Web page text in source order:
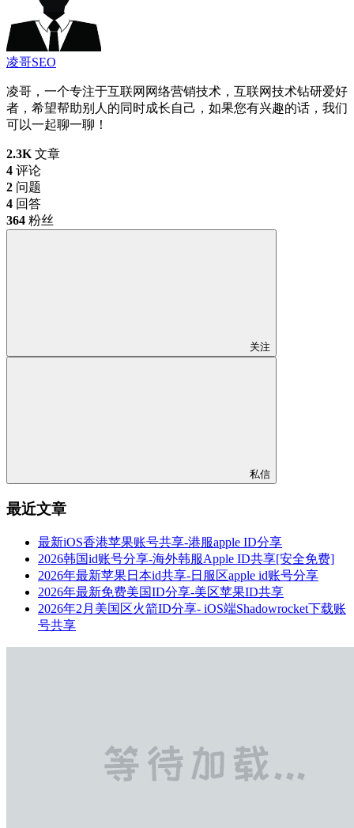
凌哥SEO
凌哥，一个专注于互联网网络营销技术，互联网技术钻研爱好
者，希望帮助别人的同时成长自己，如果您有兴趣的话，我们
可以一起聊一聊！
2.3K 文章
4 评论
2 问题
4 回答
364 粉丝
关注
私信
最近文章
最新iOS香港苹果账号共享-港服apple ID分享
2026韩国id账号分享-海外韩服Apple ID共享[安全免费]
2026年最新苹果日本id共享-日服区apple id账号分享
2026年最新免费美国ID分享-美区苹果ID共享
2026年2月美国区火箭ID分享- iOS端Shadowrocket下载账
号共享